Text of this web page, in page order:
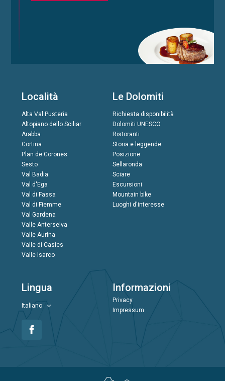
Località
Alta Val Pusteria
Altopiano dello Sciliar
Arabba
Cortina
Plan de Corones
Sesto
Val Badia
Val d'Ega
Val di Fassa
Val di Fiemme
Val Gardena
Valle Anterselva
Valle Aurina
Valle di Casies
Valle Isarco
Le Dolomiti
Richiesta disponibilità
Dolomiti UNESCO
Ristoranti
Storia e leggende
Posizione
Sellaronda
Sciare
Escursioni
Mountain bike
Luoghi d'interesse
Lingua
Italiano
Informazioni
Privacy
Impressum